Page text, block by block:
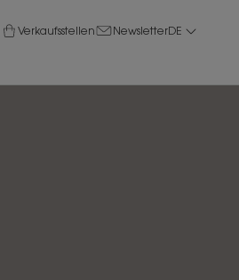
Verkaufsstellen NewsletterDE